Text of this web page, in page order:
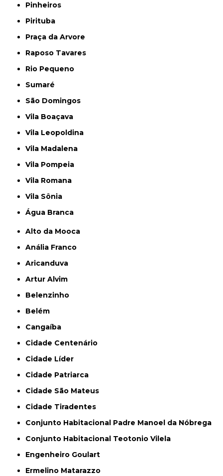
Pinheiros
Pirituba
Praça da Arvore
Raposo Tavares
Rio Pequeno
Sumaré
São Domingos
Vila Boaçava
Vila Leopoldina
Vila Madalena
Vila Pompeia
Vila Romana
Vila Sônia
Água Branca
Alto da Mooca
Anália Franco
Aricanduva
Artur Alvim
Belenzinho
Belém
Cangaíba
Cidade Centenário
Cidade Líder
Cidade Patriarca
Cidade São Mateus
Cidade Tiradentes
Conjunto Habitacional Padre Manoel da Nóbrega
Conjunto Habitacional Teotonio Vilela
Engenheiro Goulart
Ermelino Matarazzo